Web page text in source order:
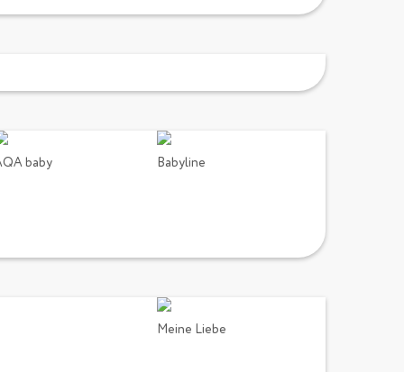
baby Babyline
Meine Liebe